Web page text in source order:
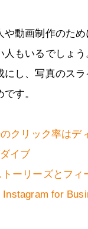
や動画制作のた
もいるでしょう
にし、写真のス
す。
クリック率はデ
イブ
トーリーズとフィ
Instagram for